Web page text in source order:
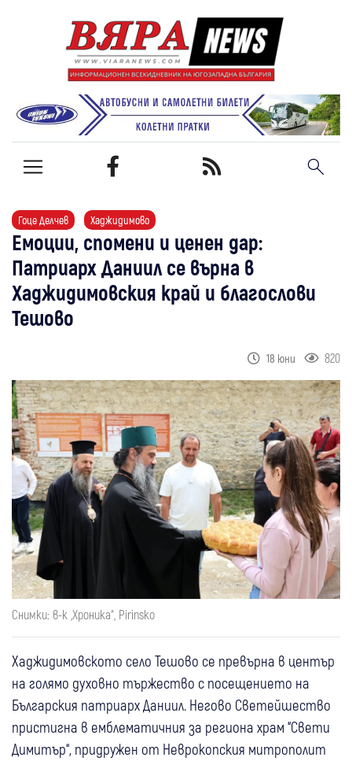
Гоце Делчев Хаджидимово
Емоции, спомени и ценен дар:
Патриарх Даниил се върна в
Хаджидимовския край и благослови
Тешово
18 юни 820
Снимки: в-к „Хроника“, Pirinsko
Хаджидимовското село Тешово се превърна в център
на голямо духовно тържество с посещението на
Българския патриарх Даниил. Негово Светейшество
пристигна в емблематичния за региона храм “Свети
Димитър“, придружен от Неврокопския митрополит